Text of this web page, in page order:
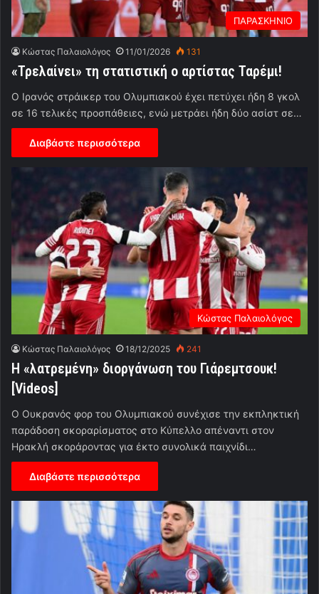
ΠΑΡΑΣΚΗΝΙΟ
Κώστας Παλαιολόγος 11/01/2026 131
«Τρελαίνει» τη στατιστική ο αρτίστας Ταρέμι!
Ο Ιρανός στράικερ του Ολυμπιακού έχει πετύχει ήδη 8 γκολ
σε 16 τελικές προσπάθειες, ενώ μετράει ήδη δύο ασίστ σε…
Διαβάστε περισσότερα
Κώστας Παλαιολόγος
Κώστας Παλαιολόγος 18/12/2025 241
Η «λατρεμένη» διοργάνωση του Γιάρεμτσουκ!
[Videos]
Ο Ουκρανός φορ του Ολυμπιακού συνέχισε την εκπληκτική
παράδοση σκοραρίσματος στο Κύπελλο απέναντι στον
Ηρακλή σκοράροντας για έκτο συνολικά παιχνίδι…
Διαβάστε περισσότερα